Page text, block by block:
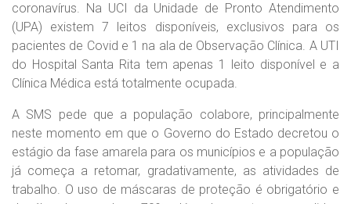
coronavírus. Na UCI da Unidade de Pronto Atendimento
(UPA) existem 7 leitos disponíveis, exclusivos para os
pacientes de Covid e 1 na ala de Observação Clínica. A UTI
do Hospital Santa Rita tem apenas 1 leito disponível e a
Clínica Médica está totalmente ocupada.
A SMS pede que a população colabore, principalmente
neste momento em que o Governo do Estado decretou o
estágio da fase amarela para os municípios e a população
já começa a retomar, gradativamente, as atividades de
trabalho. O uso de máscaras de proteção é obrigatório e